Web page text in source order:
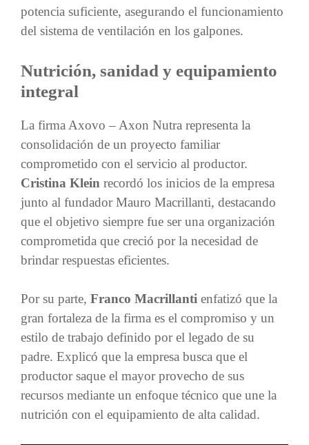
potencia suficiente, asegurando el funcionamiento
del sistema de ventilación en los galpones.
Nutrición, sanidad y equipamiento
integral
La firma Axovo – Axon Nutra representa la
consolidación de un proyecto familiar
comprometido con el servicio al productor.
Cristina Klein recordó los inicios de la empresa
junto al fundador Mauro Macrillanti, destacando
que el objetivo siempre fue ser una organización
comprometida que creció por la necesidad de
brindar respuestas eficientes.
Por su parte, Franco Macrillanti enfatizó que la
gran fortaleza de la firma es el compromiso y un
estilo de trabajo definido por el legado de su
padre. Explicó que la empresa busca que el
productor saque el mayor provecho de sus
recursos mediante un enfoque técnico que une la
nutrición con el equipamiento de alta calidad.